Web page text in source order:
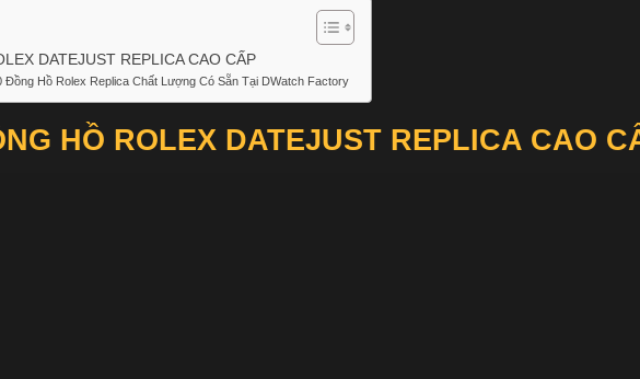
DATEJUST REPLICA CAO CẤP
Đồng Hồ Rolex Replica Chất Lượng Có Sẵn Tại DWatch Factory
HỒ ROLEX DATEJUST REPLICA CAO